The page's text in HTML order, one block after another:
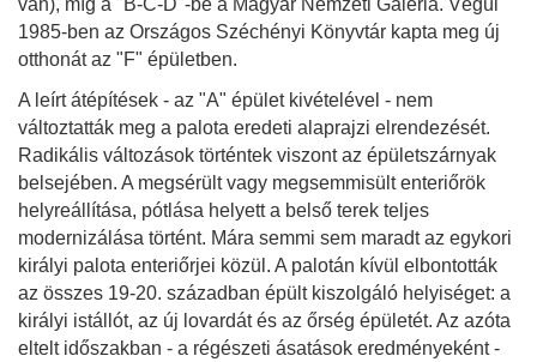
1985-ben az Országos Széchényi Könyvtár kapta meg új
otthonát az "F" épületben.
A leírt átépítések - az "A" épület kivételével - nem
változtatták meg a palota eredeti alaprajzi elrendezését.
Radikális változások történtek viszont az épületszárnyak
belsejében. A megsérült vagy megsemmisült enteriőrök
helyreállítása, pótlása helyett a belső terek teljes
modernizálása történt. Mára semmi sem maradt az egykori
királyi palota enteriőrjei közül. A palotán kívül elbontották
az összes 19-20. században épült kiszolgáló helyiséget: a
királyi istállót, az új lovardát és az őrség épületét. Az azóta
eltelt időszakban - a régészeti ásatások eredményeként -